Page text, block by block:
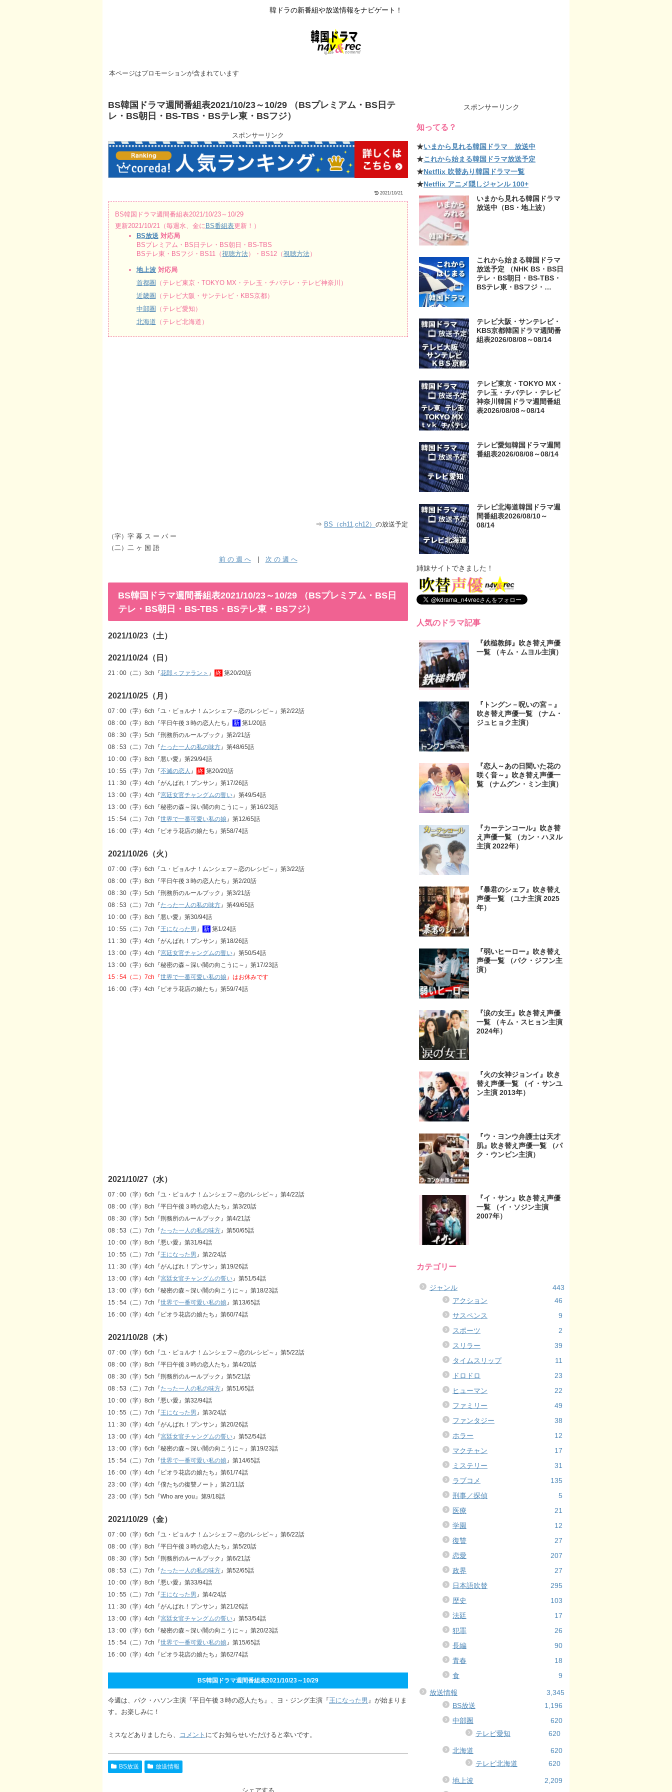
韓ドラの新番組や放送情報をナビゲート！
本ページはプロモーションが含まれています
BS韓国ドラマ週間番組表2021/10/23～10/29 （BSプレミアム・BS日テ
レ・BS朝日・BS-TBS・BSテレ東・BSフジ）
スポンサーリンク
2021/10/21
BS韓国ドラマ週間番組表2021/10/23～10/29
更新2021/10/21（毎週水、金に BS番組表更新！）
BS放送対応局
BSプレミアム・BS日テレ・BS朝日・BS-TBS
BSテレ東・BSフジ・BS11（視聴方法）・BS12（視聴方法）
地上波対応局
首都圏
（テレビ東京・TOKYO MX・テレ玉・チバテレ・テレビ神奈川）
近畿圏
（テレビ大阪・サンテレビ・KBS京都）
中部圏
（テレビ愛知）
北海道 （テレビ北海道）
⇒ BS（ch11,ch12） の放送予定
（字）字 幕 ス ー パ ー
（二）二 ヶ 国 語
前 の 週 へ| 次 の 週 へ
BS韓国ドラマ週間番組表2021/10/23～10/29 （BSプレミアム・BS日
テレ・BS朝日・BS-TBS・BSテレ東・BSフジ）
2021/10/23（土）
2021/10/24（日）
21 : 00（二）3ch『花郎＜ファラン＞ 』 終 第20/20話
2021/10/25（月）
07 : 00（字）6ch『ユ・ビョルナ！ムンシェフ～恋のレシピ～』第2/22話
08 : 00（字）8ch『平日午後３時の恋人たち』
新 第1/20話
08 : 30（字）5ch『刑務所のルールブック』第2/21話
08 : 53（二）7ch『たった一人の私の味方 』第48/65話
10 : 00（字）8ch『悪い愛』第29/94話
10 : 55（字）7ch『不滅の恋人 』 終 第20/20話
11 : 30（字）4ch『がんばれ！プンサン』第17/26話
13 : 00（字）4ch『宮廷女官チャングムの誓い 』第49/54話
13 : 00（字）6ch『秘密の森～深い闇の向こうに～』第16/23話
15 : 54（二）7ch『世界で一番可愛い私の娘 』第12/65話
16 : 00（字）4ch『ピオラ花店の娘たち』第58/74話
2021/10/26（火）
07 : 00（字）6ch『ユ・ビョルナ！ムンシェフ～恋のレシピ～』第3/22話
08 : 00（字）8ch『平日午後３時の恋人たち』第2/20話
08 : 30（字）5ch『刑務所のルールブック』第3/21話
08 : 53（二）7ch『たった一人の私の味方 』第49/65話
10 : 00（字）8ch『悪い愛』第30/94話
10 : 55（二）7ch『王になった男 』 新 第1/24話
11 : 30（字）4ch『がんばれ！プンサン』第18/26話
13 : 00（字）4ch『宮廷女官チャングムの誓い 』第50/54話
13 : 00（字）6ch『秘密の森～深い闇の向こうに～』第17/23話
15 : 54（二）7ch『世界で一番可愛い私の娘 』はお休みです
16 : 00（字）4ch『ピオラ花店の娘たち』第59/74話
2021/10/27（水）
07 : 00（字）6ch『ユ・ビョルナ！ムンシェフ～恋のレシピ～』第4/22話
08 : 00（字）8ch『平日午後３時の恋人たち』第3/20話
08 : 30（字）5ch『刑務所のルールブック』第4/21話
08 : 53（二）7ch『たった一人の私の味方』第50/65話
10 : 00（字）8ch『悪い愛』第31/94話
10 : 55（二）7ch『王になった男』第2/24話
11 : 30（字）4ch『がんばれ！プンサン』第19/26話
13 : 00（字）4ch『宮廷女官チャングムの誓い』第51/54話
13 : 00（字）6ch『秘密の森～深い闇の向こうに～』第18/23話
15 : 54（二）7ch『世界で一番可愛い私の娘』第13/65話
16 : 00（字）4ch『ピオラ花店の娘たち』第60/74話
2021/10/28（木）
07 : 00（字）6ch『ユ・ビョルナ！ムンシェフ～恋のレシピ～』第5/22話
08 : 00（字）8ch『平日午後３時の恋人たち』第4/20話
08 : 30（字）5ch『刑務所のルールブック』第5/21話
08 : 53（二）7ch『たった一人の私の味方』第51/65話
10 : 00（字）8ch『悪い愛』第32/94話
10 : 55（二）7ch『王になった男』第3/24話
11 : 30（字）4ch『がんばれ！プンサン』第20/26話
13 : 00（字）4ch『宮廷女官チャングムの誓い』第52/54話
13 : 00（字）6ch『秘密の森～深い闇の向こうに～』第19/23話
15 : 54（二）7ch『世界で一番可愛い私の娘』第14/65話
16 : 00（字）4ch『ピオラ花店の娘たち』第61/74話
23 : 00（字）4ch『僕たちの復讐ノート』第2/11話
23 : 00（字）5ch『Who are you』第9/18話
2021/10/29（金）
07 : 00（字）6ch『ユ・ビョルナ！ムンシェフ～恋のレシピ～』第6/22話
08 : 00（字）8ch『平日午後３時の恋人たち』第5/20話
08 : 30（字）5ch『刑務所のルールブック』第6/21話
08 : 53（二）7ch『たった一人の私の味方』第52/65話
10 : 00（字）8ch『悪い愛』第33/94話
10 : 55（二）7ch『王になった男』第4/24話
11 : 30（字）4ch『がんばれ！プンサン』第21/26話
13 : 00（字）4ch『宮廷女官チャングムの誓い』第53/54話
13 : 00（字）6ch『秘密の森～深い闇の向こうに～』第20/23話
15 : 54（二）7ch『世界で一番可愛い私の娘』第15/65話
16 : 00（字）4ch『ピオラ花店の娘たち』第62/74話
BS韓国ドラマ週間番組表2021/10/23～10/29
今週は、パク・ハソン主演『平日午後３時の恋人たち』、ヨ・ジング主演『王になった男 』が始まりま
す。お楽しみに！
ミスなどありましたら、 コメント にてお知らせいただけると幸いです。
BS放送 放送情報
シェアする
スポンサーリンク
知ってる？
★いまから見れる韓国ドラマ 放送中
★これから始まる韓国ドラマ放送予定
★Netflix 吹替あり韓国ドラマ一覧
★Netflix アニメ隠しジャンル 100+
いまから見れる韓国ドラマ
放送中（BS・地上波）
これから始まる韓国ドラマ
放送予定 （NHK BS・BS日
テレ・BS朝日・BS-TBS・
BSテレ東・BSフジ・
テレビ大阪・サンテレビ・
KBS京都・テレビ愛知・テ
レビ北海道）
テレビ大阪・サンテレビ・
KBS京都韓国ドラマ週間番
組表2026/08/08～08/14
テレビ東京・TOKYO MX・
テレ玉・チバテレ・テレビ
神奈川韓国ドラマ週間番組
表2026/08/08～08/14
テレビ愛知韓国ドラマ週間
番組表2026/08/08～08/14
テレビ北海道韓国ドラマ週
間番組表2026/08/10～
08/14
姉妹サイトできました！
人気のドラマ記事
『鉄槌教師』吹き替え声優
一覧 （キム・ムヨル主演）
『トングン－呪いの宮－』
吹き替え声優一覧 （ナム・
ジュヒョク主演）
『恋人～あの日聞いた花の
咲く音～』吹き替え声優一
覧 （ナムグン・ミン主演）
『カーテンコール』吹き替
え声優一覧 （カン・ハヌル
主演 2022年）
『暴君のシェフ』吹き替え
声優一覧 （ユナ主演 2025
年）
『弱いヒーロー』吹き替え
声優一覧 （パク・ジフン主
演）
『涙の女王』吹き替え声優
一覧 （キム・スヒョン主演
2024年）
『火の女神ジョンイ』吹き
替え声優一覧 （イ・サンユ
ン主演 2013年）
『ウ・ヨンウ弁護士は天才
肌』吹き替え声優一覧 （パ
ク・ウンビン主演）
『イ・サン』吹き替え声優
一覧 （イ・ソジン主演
2007年）
カテゴリー
ジャンル
443
アクション
46
サスペンス
9
スポーツ
2
スリラー
39
タイムスリップ
11
ドロドロ
23
ヒューマン
22
ファミリー
49
ファンタジー
38
ホラー
12
マクチャン
17
ミステリー
31
ラブコメ
135
刑事／探偵
5
医療
21
学園
12
復讐
27
恋愛
207
政界
27
日本語吹替
295
歴史
103
法廷
17
犯罪
26
長編
90
青春
18
食
9
放送情報
3,345
BS放送
1,196
中部圏
620
テレビ愛知
620
北海道
620
テレビ北海道
620
地上波
2,209